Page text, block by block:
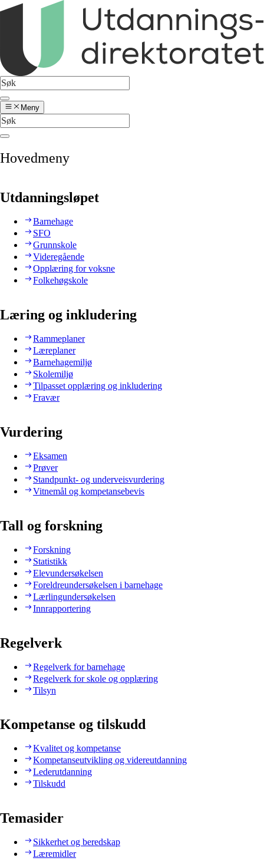
Meny
Hovedmeny
Utdanningsløpet
Barnehage
SFO
Grunnskole
Videregående
Opplæring for voksne
Folkehøgskole
Læring og inkludering
Rammeplaner
Læreplaner
Barnehagemiljø
Skolemiljø
Tilpasset opplæring og inkludering
Fravær
Vurdering
Eksamen
Prøver
Standpunkt- og underveisvurdering
Vitnemål og kompetansebevis
Tall og forskning
Forskning
Statistikk
Elevundersøkelsen
Foreldreundersøkelsen i barnehage
Lærlingundersøkelsen
Innrapportering
Regelverk
Regelverk for barnehage
Regelverk for skole og opplæring
Tilsyn
Kompetanse og tilskudd
Kvalitet og kompetanse
Kompetanseutvikling og videreutdanning
Lederutdanning
Tilskudd
Temasider
Sikkerhet og beredskap
Læremidler